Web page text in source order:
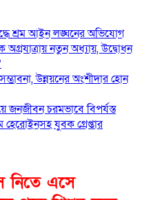
শ্রম আইন লঙ্ঘনের অভিযোগ
অগ্রযাত্রায় নতুন অধ্যায়, উদ্বোধন
উন্নয়নের অংশীদার হোন
জনজীবন চরমভাবে বিপর্যস্ত
হেরোইনসহ যুবক গ্রেপ্তার
নিতে এসে